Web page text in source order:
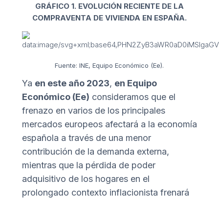
GRÁFICO 1. EVOLUCIÓN RECIENTE DE LA
COMPRAVENTA DE VIVIENDA EN ESPAÑA.
Fuente: INE, Equipo Económico (Ee).
Ya en este año 2023, en Equipo
Económico (Ee) consideramos que el
frenazo en varios de los principales
mercados europeos afectará a la economía
española a través de una menor
contribución de la demanda externa,
mientras que la pérdida de poder
adquisitivo de los hogares en el
prolongado contexto inflacionista frenará